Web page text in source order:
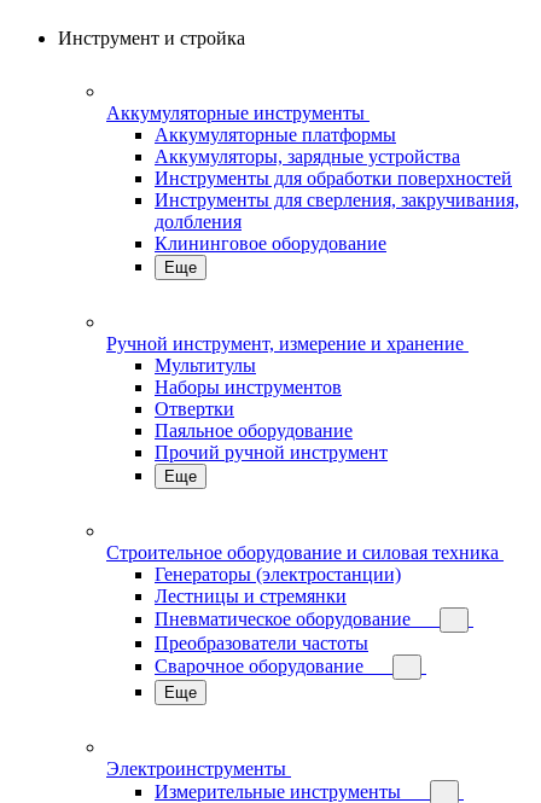
Инструмент и стройка
Аккумуляторные инструменты
Аккумуляторные платформы
Аккумуляторы, зарядные устройства
Инструменты для обработки поверхностей
Инструменты для сверления, закручивания,
долбления
Клининговое оборудование
Еще
Ручной инструмент, измерение и хранение
Мультитулы
Наборы инструментов
Отвертки
Паяльное оборудование
Прочий ручной инструмент
Еще
Строительное оборудование и силовая техника
Генераторы (электростанции)
Лестницы и стремянки
Пневматическое оборудование
Преобразователи частоты
Сварочное оборудование
Еще
Электроинструменты
Измерительные инструменты